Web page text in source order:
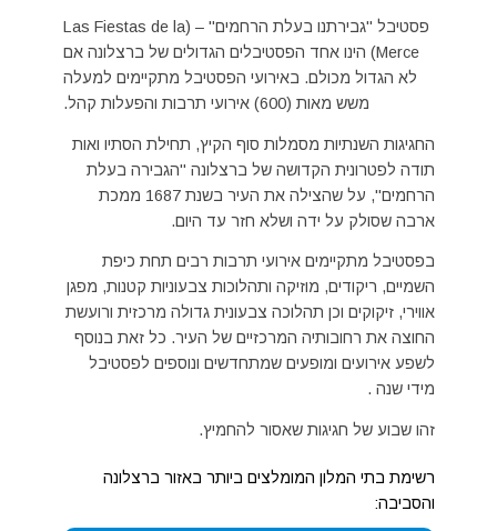
פסטיבל "גבירתנו בעלת הרחמים" – (Las Fiestas de la
Merce) הינו אחד הפסטיבלים הגדולים של ברצלונה אם
לא הגדול מכולם. באירועי הפסטיבל מתקיימים למעלה
משש מאות (600) אירועי תרבות והפעלות קהל.
החגיגות השנתיות מסמלות סוף הקיץ, תחילת הסתיו ואות
תודה לפטרונית הקדושה של ברצלונה "הגבירה בעלת
הרחמים", על שהצילה את העיר בשנת 1687 ממכת
ארבה שסולק על ידה ושלא חזר עד היום.
בפסטיבל מתקיימים אירועי תרבות רבים תחת כיפת
השמיים, ריקודים, מוזיקה ותהלוכות צבעוניות קטנות, מפגן
אווירי, זיקוקים וכן תהלוכה צבעונית גדולה מרכזית ורועשת
החוצה את רחובותיה המרכזיים של העיר. כל זאת בנוסף
לשפע אירועים ומופעים שמתחדשים ונוספים לפסטיבל
מידי שנה .
זהו שבוע של חגיגות שאסור להחמיץ.
רשימת בתי המלון המומלצים ביותר באזור ברצלונה
והסביבה: